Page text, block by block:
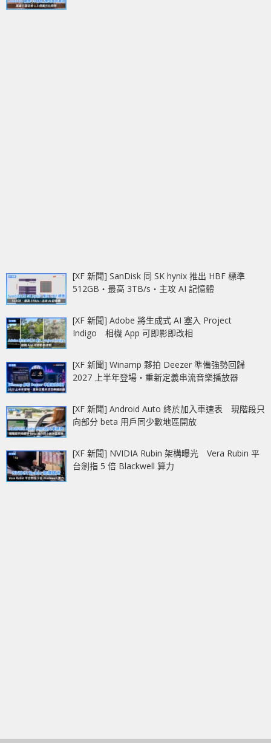
[XF 新聞] SanDisk 同 SK hynix 推出 HBF 標準
512GB‧最高 3TB/s‧主攻 AI 記憶體
[XF 新聞] Adobe 將生成式 AI 塞入 Project
Indigo 相機 App 可即影即改相
[XF 新聞] Winamp 夥拍 Deezer 準備強勢回歸
2027 上半年登場‧重新定義串流音樂播放器
[XF 新聞] Android Auto 終於加入車速表 現階段只
向部分 beta 用戶同少數地區開放
[XF 新聞] NVIDIA Rubin 架構曝光 Vera Rubin 平
台劍指 5 倍 Blackwell 算力